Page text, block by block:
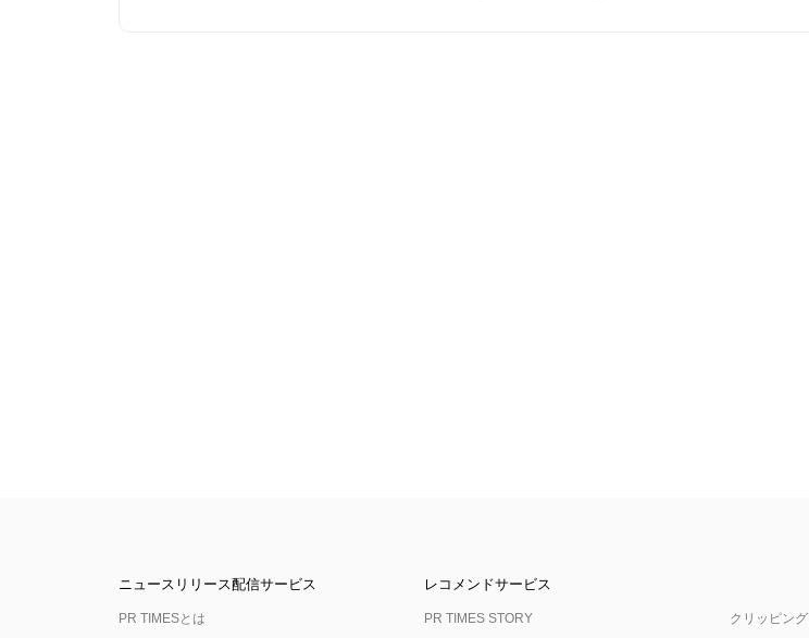
ニュースリリース配信サービス
PR TIMESとは
レコメンドサービス
PR TIMES STORY クリッピング